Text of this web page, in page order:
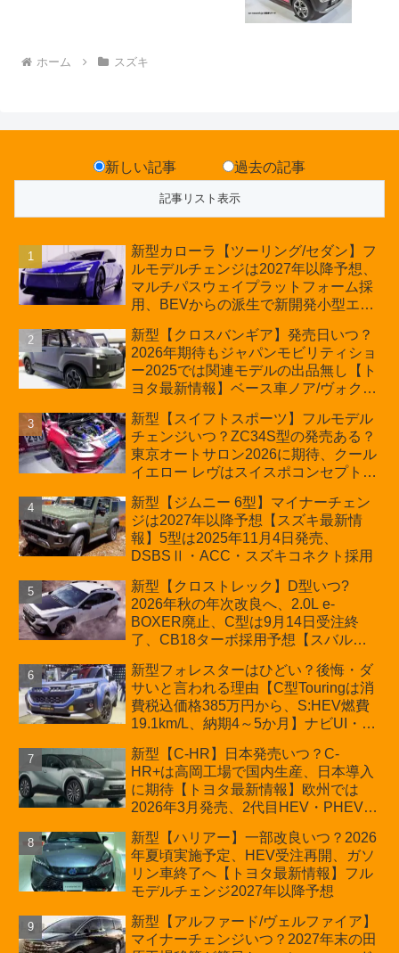
ホーム スズキ
新しい記事 過去の記事
新型カローラ【ツーリング/セダン】フ
ルモデルチェンジは2027年以降予想、
マルチパスウェイプラットフォーム採
用、BEVからの派生で新開発小型エン
の採用は無しか【トヨタ最新情報】60
周年記念車発売
新型【クロスバンギア】発売日いつ？
2026年期待もジャパンモビリティショ
ー2025では関連モデルの出品無し【ト
ヨタ最新情報】ベース車ノア/ヴォクシ
ほか「コア」と「ツール」、デリカ
D:5対抗のクロスオーバーSUVミニバ
ン
新型【スイフトスポーツ】フルモデル
チェンジいつ？ZC34S型の発売ある？
東京オートサロン2026に期待、クール
イエロー レヴはスイスポコンセプト
プが争点【スズキ最新情報】特別仕様
車「ZC33S Final Edition」終了
新型【ジムニー 6型】マイナーチェン
ジは2027年以降予想【スズキ最新情
報】5型は2025年11月4日発売、
DSBSⅡ・ACC・スズキコネクト採用
新型【クロストレック】D型いつ?
2026年秋の年次改良へ、2.0L e-
BOXER廃止、C型は9月14日受注終
了、CB18ターボ採用予想【スバル最
新型フォレスターはひどい？後悔・ダ
サいと言われる理由【C型Touringは消
費税込価格385万円から、S:HEV燃費
19.1km/L、納期4～5か月】ナビUI・冬
カーオブザイヤーとJNCAP大賞受賞後
も残る注意点
新型【C-HR】日本発売いつ？C-
HR+は高岡工場で国内生産、日本導入
に期待【トヨタ最新情報】欧州では
2026年3月発売、2代目HEV・PHEVは
新型【ハリアー】一部改良いつ？2026
年夏頃実施予定、HEV受注再開、ガソ
リン車終了へ【トヨタ最新情報】フル
モデルチェンジ2027年以降予想
新型【アルファード/ヴェルファイア】
マイナーチェンジいつ？2027年末の田